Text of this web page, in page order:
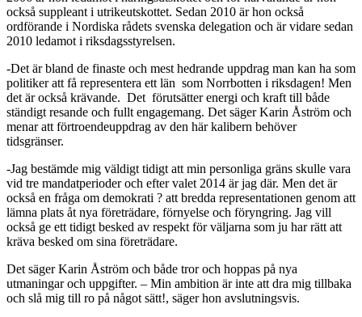
också suppleant i utrikeutskottet. Sedan 2010 är hon också
ordförande i Nordiska rådets svenska delegation och är vidare sedan
2010 ledamot i riksdagsstyrelsen.
-Det är bland de finaste och mest hedrande uppdrag man kan ha som
politiker att få representera ett län som Norrbotten i riksdagen! Men
det är också krävande. Det förutsätter energi och kraft till både
ständigt resande och fullt engagemang. Det säger Karin Åström och
menar att förtroendeuppdrag av den här kalibern behöver
tidsgränser.
-Jag bestämde mig väldigt tidigt att min personliga gräns skulle vara
vid tre mandatperioder och efter valet 2014 är jag där. Men det är
också en fråga om demokrati ? att bredda representationen genom att
lämna plats åt nya företrädare, förnyelse och föryngring. Jag vill
också ge ett tidigt besked av respekt för väljarna som ju har rätt att
kräva besked om sina företrädare.
Det säger Karin Åström och både tror och hoppas på nya
utmaningar och uppgifter. – Min ambition är inte att dra mig tillbaka
och slå mig till ro på något sätt!, säger hon avslutningsvis.